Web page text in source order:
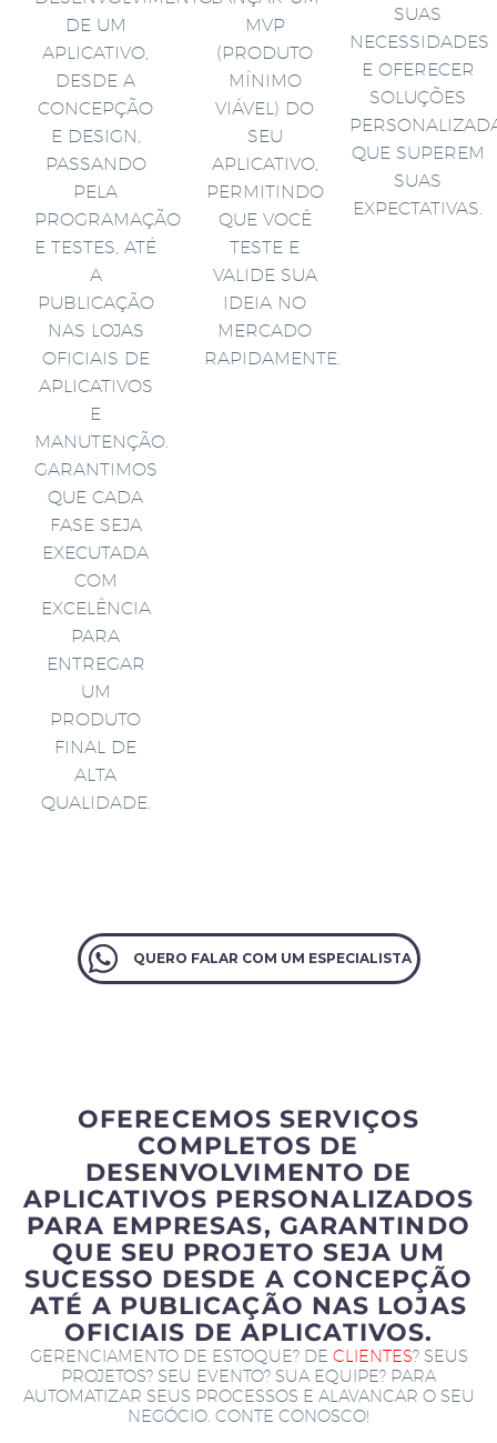
DE UM
APLICATIVO,
DESDE A
CONCEPÇÃO
E DESIGN,
PASSANDO
PELA
PROGRAMAÇÃO
E TESTES, ATÉ
A
PUBLICAÇÃO
NAS LOJAS
OFICIAIS DE
APLICATIVOS
E
MANUTENÇÃO.
GARANTIMOS
QUE CADA
FASE SEJA
EXECUTADA
COM
EXCELÊNCIA
PARA
ENTREGAR
UM
PRODUTO
FINAL DE
ALTA
QUALIDADE.
MVP
(PRODUTO
MÍNIMO
VIÁVEL) DO
SEU
APLICATIVO,
PERMITINDO
QUE VOCÊ
TESTE E
VALIDE SUA
IDEIA NO
MERCADO
RAPIDAMENTE.
SUAS
NECESSIDADES
E OFERECER
SOLUÇÕES
QUE SUPEREM
SUAS
EXPECTATIVAS.
QUERO FALAR COM UM ESPECIALISTA
OFERECEMOS SERVIÇOS
COMPLETOS DE
DESENVOLVIMENTO DE
APLICATIVOS PERSONALIZADOS
PARA EMPRESAS, GARANTINDO
QUE SEU PROJETO SEJA UM
SUCESSO DESDE A CONCEPÇÃO
ATÉ A PUBLICAÇÃO NAS LOJAS
OFICIAIS DE APLICATIVOS.
GERENCIAMENTO DE ESTOQUE? DE CLIENTES? SEUS
PROJETOS? SEU EVENTO? SUA EQUIPE? PARA
AUTOMATIZAR SEUS PROCESSOS E ALAVANCAR O SEU
NEGÓCIO. CONTE CONOSCO!